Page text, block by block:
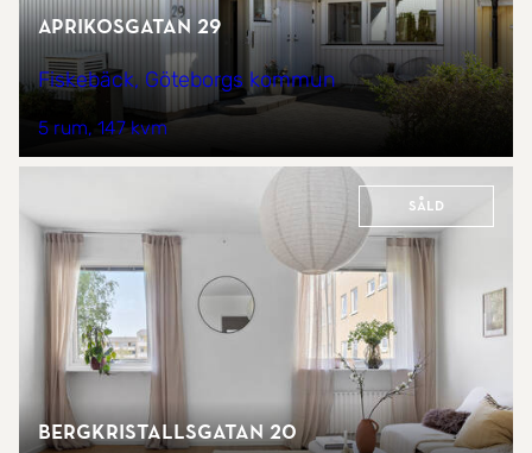
Aprikosgatan 29
Fiskebäck, Göteborgs kommun
5 rum 147 kvm
Såld
Bergkristallsgatan 20